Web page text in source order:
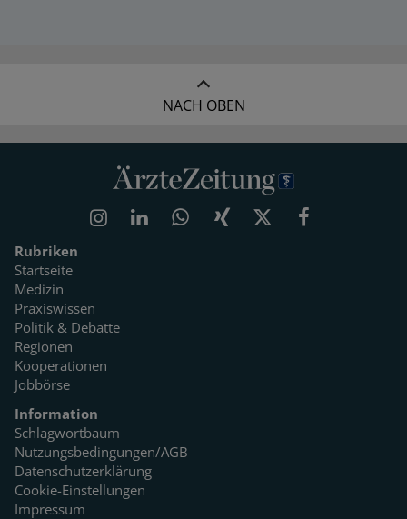
NACH OBEN
Rubriken
Startseite
Medizin
Praxiswissen
Politik & Debatte
Regionen
Kooperationen
Jobbörse
Information
Schlagwortbaum
Nutzungsbedingungen/AGB
Datenschutzerklärung
Cookie-Einstellungen
Impressum